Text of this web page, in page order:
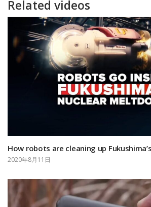
Related videos
How robots are cleaning up
2020年8月11日